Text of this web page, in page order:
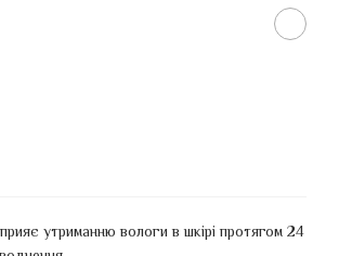
утриманню вологи в шкірі протягом 24